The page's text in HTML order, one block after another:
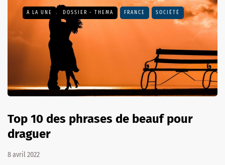
A LA UNE DOSSIER - THEMA FRANCE SOCIÉTÉ
Top 10 des phrases de beauf pour
draguer
8 avril 2022